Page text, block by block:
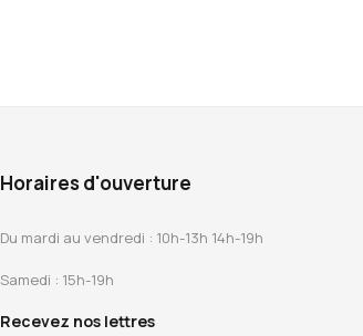
Horaires d'ouverture
Du mardi au vendredi : 10h-13h 14h-19h
Samedi : 15h-19h
Recevez nos lettres